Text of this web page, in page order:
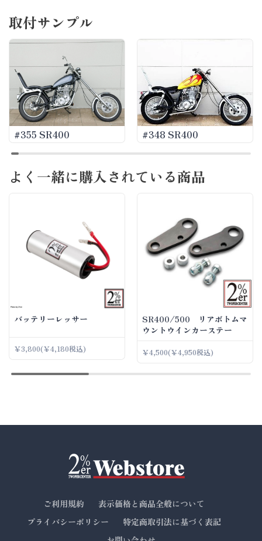
取付サンプル
#355 SR400 #348 SR400
よく一緒に購入されている商品
バッテリーレッサー
￥3,800(￥4,180税込)
SR400/500 リアボトムマ
ウントウインカーステー
￥4,500(￥4,950税込)
ご利用規約
表示価格と商品全般について
プライバシーポリシー
特定商取引法に基づく表記